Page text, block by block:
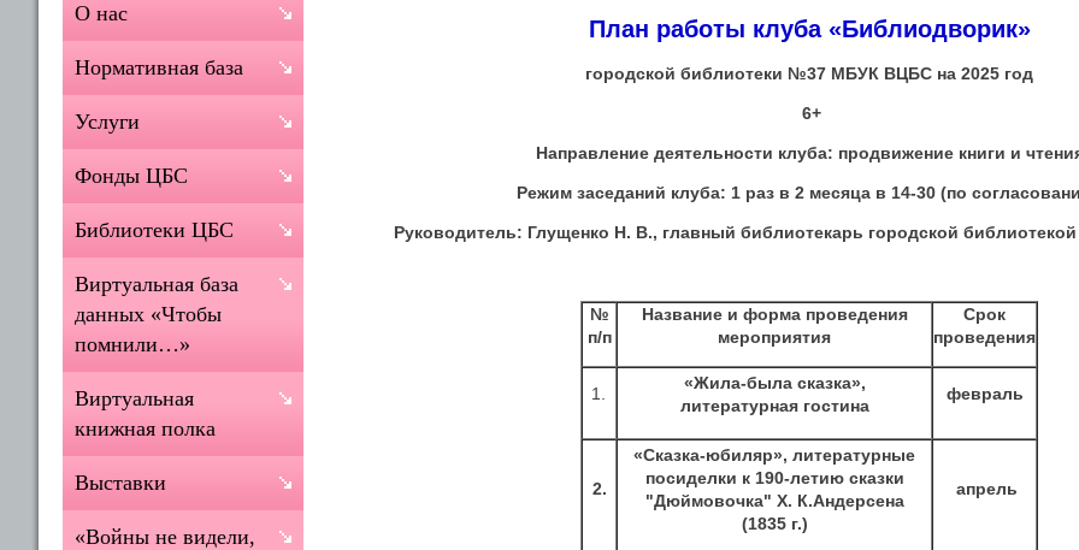
План работы клуба «Библиодворик»
городской библиотеки №37 МБУК ВЦБС на 2025 год
6+
Направление деятельности клуба: продвижение книги и
Режим заседаний клуба: 1 раз в 2 месяца в 14-30 (по
Руководитель: Глущенко Н. В., главный библиотекарь городской
№
п/п
Название и форма проведения
мероприятия
Срок
проведения
1.
«Жила-была сказка»,
литературная гостина
февраль
2.
«Сказка-юбиляр», литературные
посиделки к 190-летию сказки
"Дюймовочка" Х. К.Андерсена
(1835 г.)
апрель
О нас
Нормативная база
Услуги
Фонды ЦБС
Библиотеки ЦБС
Виртуальная база
данных «Чтобы
помнили…»
Виртуальная
книжная полка
Выставки
«Войны не видели,